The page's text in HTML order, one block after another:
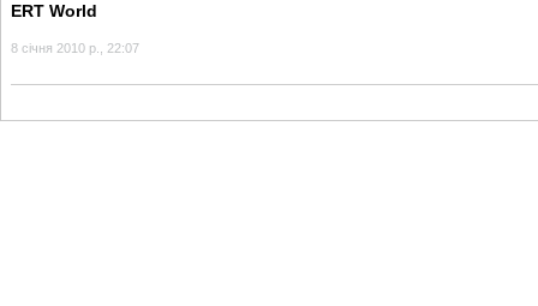
ERT World
8 січня 2010 р., 22:07